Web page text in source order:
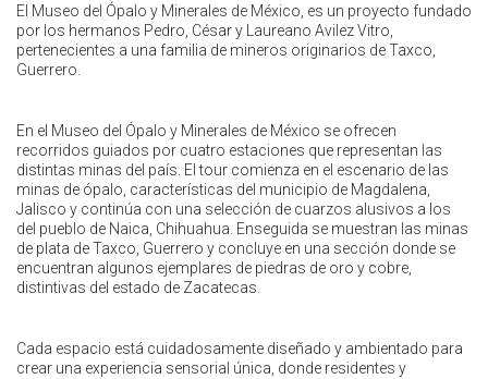
El Museo del Ópalo y Minerales de México, es un proyecto fundado
por los hermanos Pedro, César y Laureano Avilez Vitro,
pertenecientes a una familia de mineros originarios de Taxco,
Guerrero.
En el Museo del Ópalo y Minerales de México se ofrecen
recorridos guiados por cuatro estaciones que representan las
distintas minas del país. El tour comienza en el escenario de las
minas de ópalo, características del municipio de Magdalena,
Jalisco y continúa con una selección de cuarzos alusivos a los
del pueblo de Naica, Chihuahua. Enseguida se muestran las minas
de plata de Taxco, Guerrero y concluye en una sección donde se
encuentran algunos ejemplares de piedras de oro y cobre,
distintivas del estado de Zacatecas.
Cada espacio está cuidadosamente diseñado y ambientado para
crear una experiencia sensorial única, donde residentes y